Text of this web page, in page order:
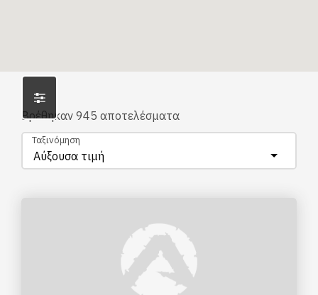
Βρέθηκαν 945 αποτελέσματα
Αύξουσα τιμή
Ταξινόμηση